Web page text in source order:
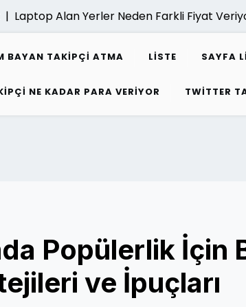
Alan Yerler Neden Farkli Fiyat Veriyor |
BAYAN TAKIPÇI ATMA LISTE SAYFA
NE KADAR PARA VERIYOR TWITTER
Popülerlik İçin
ve İpuçları